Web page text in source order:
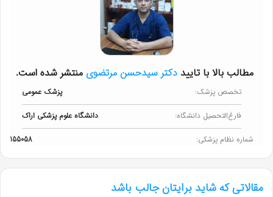
مطالب بالا با تایید دکتر سیدحسن مرتضوی منتشر شده است.
تخصص پزشک: پزشک عمومی
فارغ‌التحصیل دانشگاه: دانشگاه علوم پزشکی اراک
شماره نظام پزشکی: 155058
مقالاتی که شاید برایتان جالب باشد